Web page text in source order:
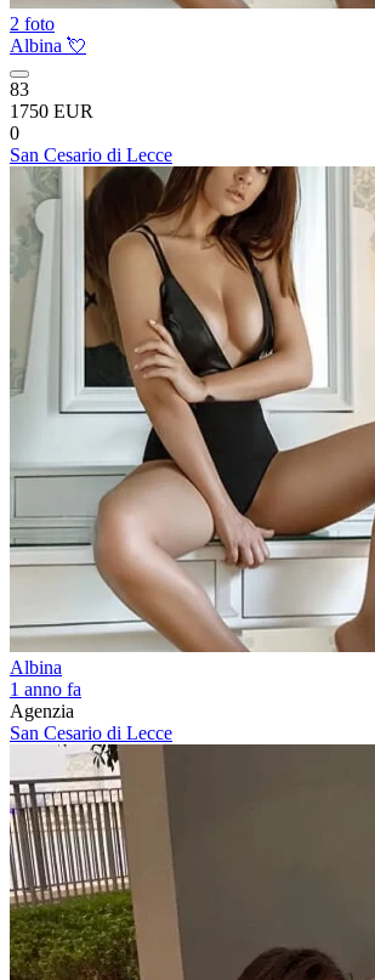
2 foto
Albina 💘
83
1750 EUR
0
San Cesario di Lecce
Albina
1 anno fa
Agenzia
San Cesario di Lecce